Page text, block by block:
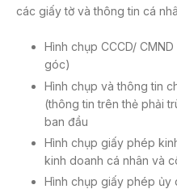
các giấy tờ và thông tin cá
Hình chụp CCCD/
góc)
Hình chụp và thông tin
(thông tin trên thẻ phải
ban đầu
Hình chụp giấy phép
kinh doanh cá nhân và
Hình chụp giấy phép ủy